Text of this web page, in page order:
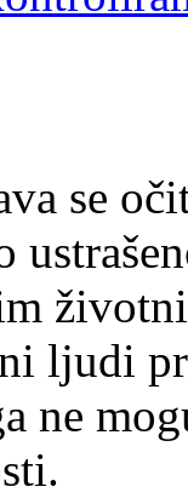
se
ljudi
ne